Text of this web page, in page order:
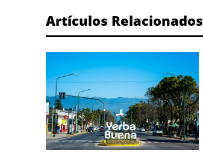
Artículos Relacionados